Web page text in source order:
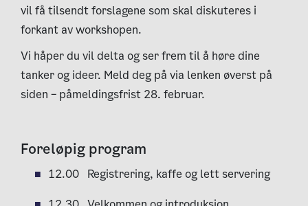
vil få tilsendt forslagene som skal diskuteres i
forkant av workshopen.
Vi håper du vil delta og ser frem til å høre dine
tanker og ideer. Meld deg på via lenken øverst på
siden – påmeldingsfrist 28. februar.
Foreløpig program
12.00 Registrering, kaffe og lett servering